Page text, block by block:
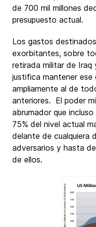
de 700 mil millones
presupuesto actual.
Los gastos
exorbitantes, sobre
retirada militar de
justifica mantener ese
ampliamente al de
anteriores. El poder
abrumador que
75% del nivel actual
delante de cualquiera
adversarios y hasta
de ellos.